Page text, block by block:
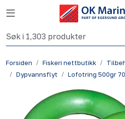
Skip to main content
Toggle navigation
Forsiden Fiskeri nettbutikk
Dypvannsflyt
Lofotring 500gr
Fiskeri nettbutikk
Havbruk